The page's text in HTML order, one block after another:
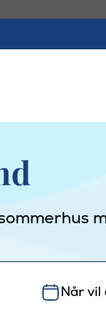
Når vil